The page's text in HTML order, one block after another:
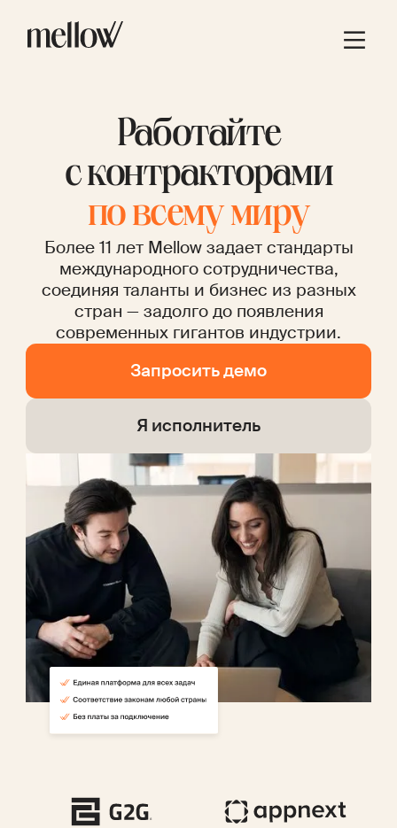
Работайте
с контракторами
по всему миру
Более 11 лет Mellow задает стандарты
международного сотрудничества,
соединяя таланты и бизнес из разных
стран — задолго до появления
современных гигантов индустрии.
Запросить демо
Я исполнитель